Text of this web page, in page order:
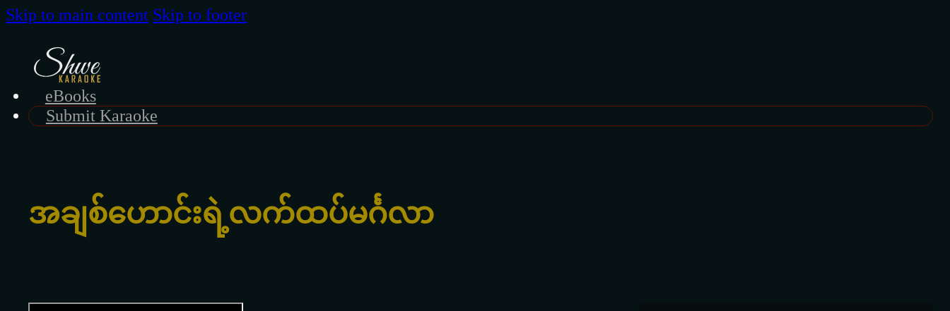
Skip to main content Skip to footer
eBooks
Submit Karaoke
အချစ်ဟောင်းရဲ့လက်ထပ်မင်္ဂလာ